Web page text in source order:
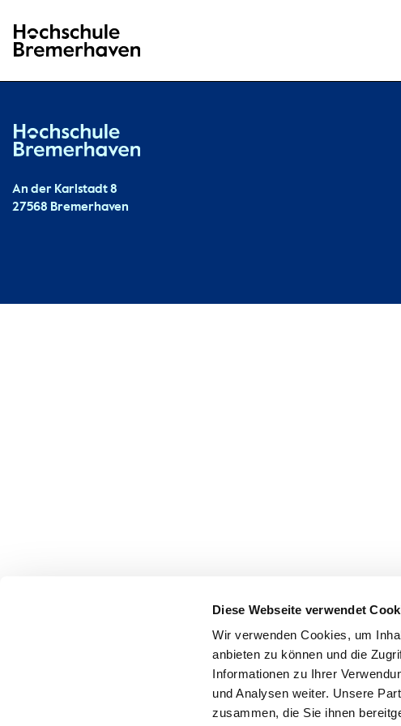
Diese Webseite verwendet
Wir verwenden Cookies, um
anbieten zu können und die
Informationen zu Ihrer
und Analysen weiter. Unsere
zusammen, die Sie ihnen
Hochschule Bremerhaven
Kontakt
An der Karlstadt 8
27568 Bremerhaven